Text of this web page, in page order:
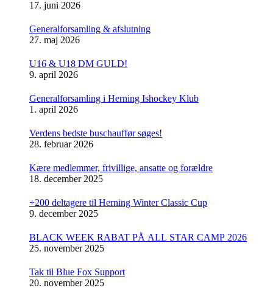
17. juni 2026
Generalforsamling & afslutning
27. maj 2026
U16 & U18 DM GULD!
9. april 2026
Generalforsamling i Herning Ishockey Klub
1. april 2026
Verdens bedste buschauffør søges!
28. februar 2026
Kære medlemmer, frivillige, ansatte og forældre
18. december 2025
+200 deltagere til Herning Winter Classic Cup
9. december 2025
BLACK WEEK RABAT PÅ ALL STAR CAMP 2026
25. november 2025
Tak til Blue Fox Support
20. november 2025